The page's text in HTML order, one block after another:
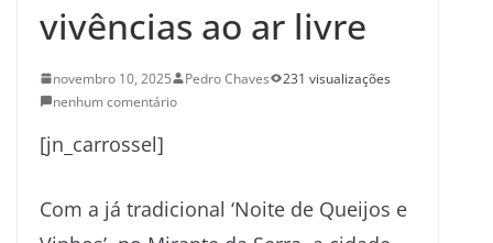
vivências ao ar livre
novembro 10, 2025 Pedro Chaves
231 visualizações
nenhum comentário
[jn_carrossel]
Com a já tradicional ‘Noite de Queijos e